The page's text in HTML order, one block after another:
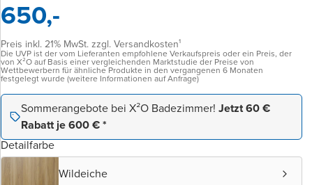
650,-
Preis inkl. 21% MwSt. zzgl. Versandkosten¹
Die UVP ist der vom Lieferanten empfohlene Verkaufspreis oder ein Preis, der
von X²O auf Basis einer vergleichenden Marktstudie der Preise von
Wettbewerbern für ähnliche Produkte in den vergangenen 6 Monaten
festgelegt wurde (weitere Informationen auf Anfrage)
Sommerangebote bei X²O Badezimmer! Jetzt 60 €
Rabatt je 600 € *
Detailfarbe
Wildeiche